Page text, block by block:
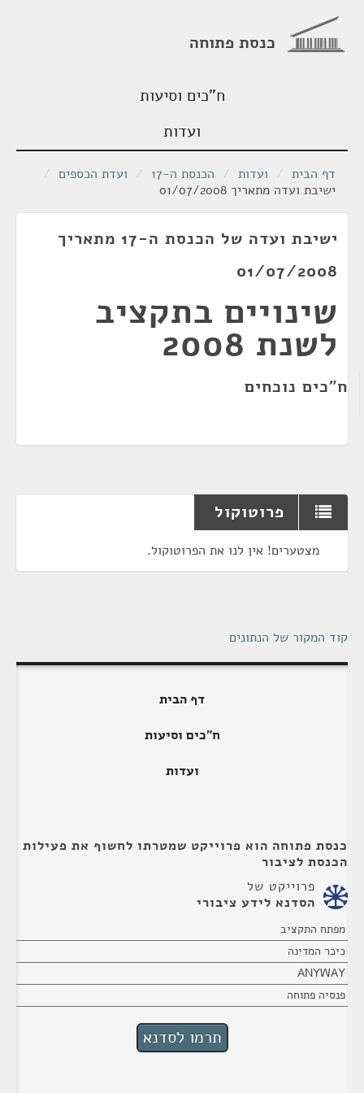
כנסת פתוחה
ח"כים וסיעות
ועדות
דף הבית / ועדות / הכנסת ה-17 / ועדת הכספים /
ישיבת ועדה מתאריך 01/07/2008
ישיבת ועדה של הכנסת ה-17 מתאריך
01/07/2008
שינויים בתקציב
לשנת 2008
ח"כים נוכחים
פרוטוקול
מצטערים! אין לנו את הפרוטוקול.
קוד המקור של הנתונים
דף הבית
ח"כים וסיעות
ועדות
כנסת פתוחה הוא פרוייקט שמטרתו לחשוף את פעילות
הכנסת לציבור
פרוייקט של
הסדנא לידע ציבורי
מפתח התקציב
כיכר המדינה
ANYWAY
פנסיה פתוחה